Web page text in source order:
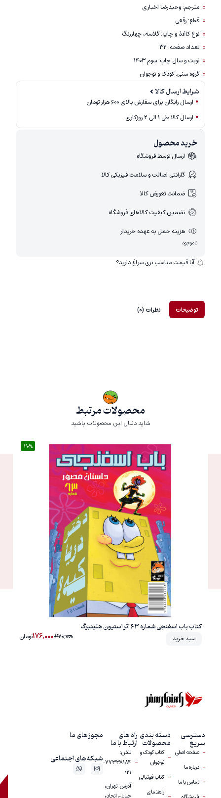
مترجم: وحیدرضا اخباری
قطع: رقعی
نوع کاغذ و چاپ: گلاسه، چهاررنگ
تعداد صفحه: ۳۲
نوبت و سال چاپ: سوم ۱۴۰۳
گروه سنی: کودک و نوجوان
شرایط ارسال کالا
ارسال رایگان برای سفارش بالای ۶۰۰ هزار تومان
ارسال کالا طی ۱ الی ۲ روزکاری
خرید محصول
ارسال توسط فروشگاه
گارانتی اصالت و سلامت فیزیکی کالا
ضمانت تعویض کالا
تضمین کیفیت کالاهای فروشگاه
هزینه حمل به عهده خریدار
ناموجود
آیا قیمت مناسب تری سراغ دارید؟
توضیحات نظرات (0)
محصولات مرتبط
شاید دنبال این محصولات باشید
کتاب باب اسفنجی شماره 63 اثر استیون هلینبرگ
سبد خرید 220,000
176,000تومان
20%
دسترسی
سریع
صفحه اصلی
درباره‎ ما
تماس با ما
دسته بندی
محصولات
کتاب کودک و
نوجوان
کتاب فوتبالی
راهنمای
راه های
ارتباط با ما
تلفن:
77338184-
021
آدرس: تهران،
خیابان اتحاد،
مجوز های ما
شبکه‌های اجتماعی